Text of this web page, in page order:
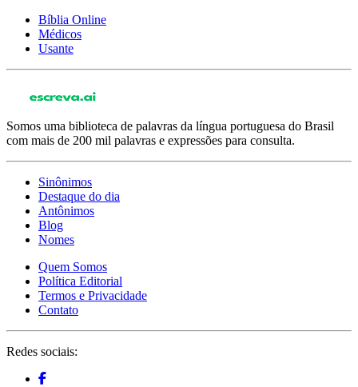
Bíblia Online
Médicos
Usante
Somos uma biblioteca de palavras da língua portuguesa do Brasil
com mais de 200 mil palavras e expressões para consulta.
Sinônimos
Destaque do dia
Antônimos
Blog
Nomes
Quem Somos
Política Editorial
Termos e Privacidade
Contato
Redes sociais: